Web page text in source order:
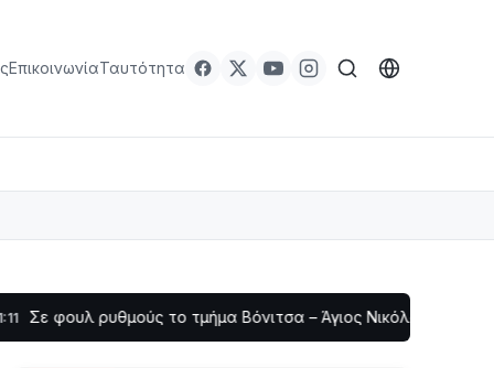
ΕπικοινωνίαΤαυτότητα
ρυθμούς το τμήμα Βόνιτσα – Άγιος Νικόλαος | Αυτοψία